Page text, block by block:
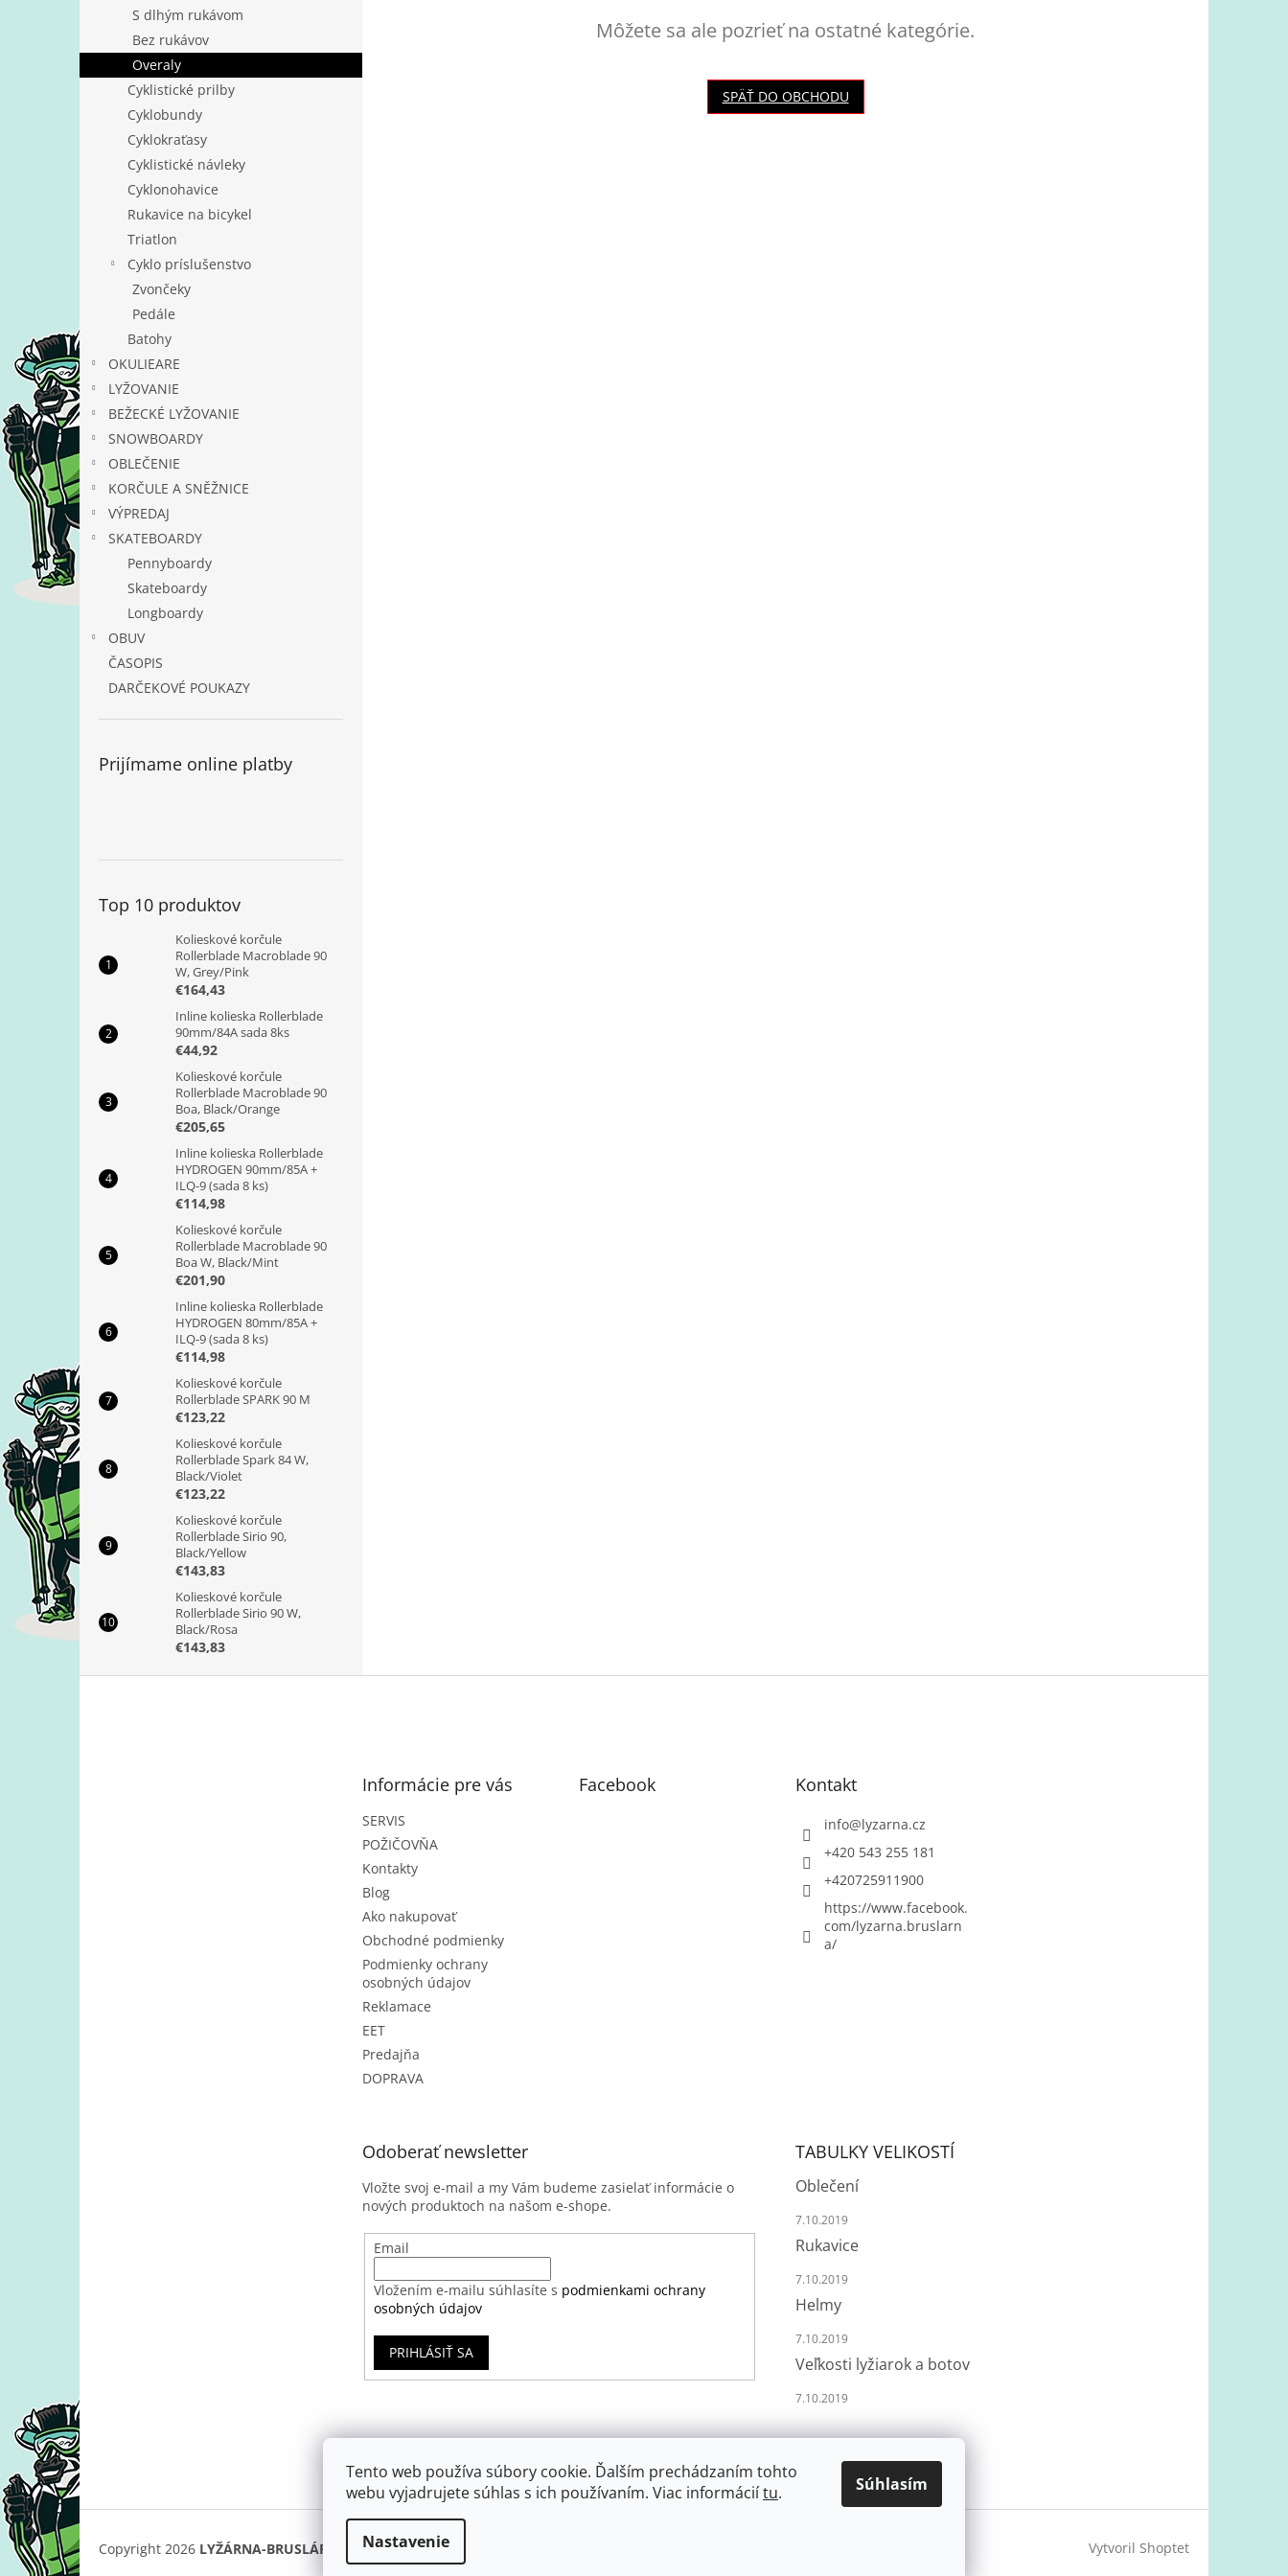
Tento web používa súbory cookie. Ďalším prechádzaním tohto
webu vyjadrujete súhlas s ich používaním. Viac informáciítu.
Nastavenie
Súhlasím
S dlhým rukávom
Bez rukávov
Overaly
Cyklistické prilby
Cyklobundy
Cyklokraťasy
Cyklistické návleky
Cyklonohavice
Rukavice na bicykel
Triatlon
Cyklo príslušenstvo
Zvončeky
Pedále
Batohy
OKULIEARE
LYŽOVANIE
BEŽECKÉ LYŽOVANIE
SNOWBOARDY
OBLEČENIE
KORČULE A SNĚŽNICE
VÝPREDAJ
SKATEBOARDY
Pennyboardy
Skateboardy
Longboardy
OBUV
ČASOPIS
DARČEKOVÉ POUKAZY
Prijímame online platby
Top 10 produktov
Kolieskové korčule
Rollerblade Macroblade 90
W, Grey/Pink
€164,43
Inline kolieska Rollerblade
90mm/84A sada 8ks
€44,92
Kolieskové korčule
Rollerblade Macroblade 90
Boa, Black/Orange
€205,65
Inline kolieska Rollerblade
HYDROGEN 90mm/85A +
ILQ-9 (sada 8 ks)
€114,98
Kolieskové korčule
Rollerblade Macroblade 90
Boa W, Black/Mint
€201,90
Inline kolieska Rollerblade
HYDROGEN 80mm/85A +
ILQ-9 (sada 8 ks)
€114,98
Kolieskové korčule
Rollerblade SPARK 90 M
€123,22
Kolieskové korčule
Rollerblade Spark 84 W,
Black/Violet
€123,22
Kolieskové korčule
Rollerblade Sirio 90,
Black/Yellow
€143,83
Kolieskové korčule
Rollerblade Sirio 90 W,
Black/Rosa
€143,83
Môžete sa ale pozrieť na ostatné kategórie.
SPÄŤ DO OBCHODU
Informácie pre vás
SERVIS
POŽIČOVŇA
Kontakty
Blog
Ako nakupovať
Obchodné podmienky
Podmienky ochrany
osobných údajov
Reklamace
EET
Predajňa
DOPRAVA
Facebook Kontakt
info@lyzarna.cz
+420 543 255 181
+420725911900
https://www.facebook.
com/lyzarna.bruslarn
a/
Odoberať newsletter
Vložte svoj e-mail a my Vám budeme zasielať informácie o
nových produktoch na našom e-shope.
Email
Vložením e-mailu súhlasíte s podmienkami ochrany
osobných údajov
PRIHLÁSIŤ SA
TABULKY VELIKOSTÍ
Oblečení
7.10.2019
Rukavice
7.10.2019
Helmy
7.10.2019
Veľkosti lyžiarok a botov
7.10.2019
Vytvoril Shoptet
Copyright 2026 LYŽÁRNA-BRUSLÁRNA . Všetky práva vyhradené.